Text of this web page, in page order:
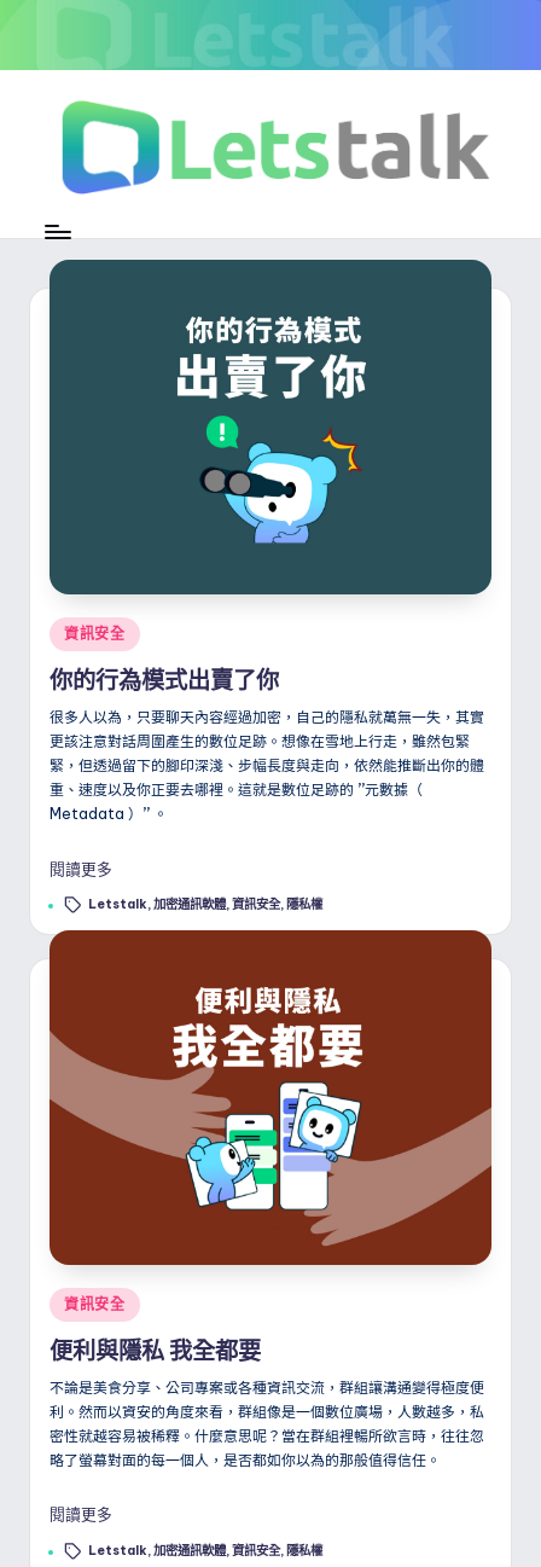
to
e
t
密
時
Posted
資訊安全
你的行為模式出賣了你
很多人以為，只要聊天內容經過加密，自己的隱私就萬無一失，其實
更該注意對話周圍產生的數位足跡。想像在雪地上行走，雖然包緊
緊，但透過留下的腳印深淺、步幅長度與走向，依然能推斷出你的體
重、速度以及你正要去哪裡。這就是數位足跡的 ”元數據（
Metadata ） ” 。
閱讀更多
Tags: Letstalk,加密通訊軟體,資訊安全, 隱私權
Posted
in
資訊安全
便利與隱私 我全都要
不論是美食分享、公司專案或各種資訊交流，群組讓溝通變得極度便
利。然而以資安的角度來看，群組像是一個數位廣場，人數越多，私
密性就越容易被稀釋。什麼意思呢？當在群組裡暢所欲言時，往往忽
略了螢幕對面的每一個人，是否都如你以為的那般值得信任。
閱讀更多
Tags: Letstalk,加密通訊軟體,資訊安全, 隱私權